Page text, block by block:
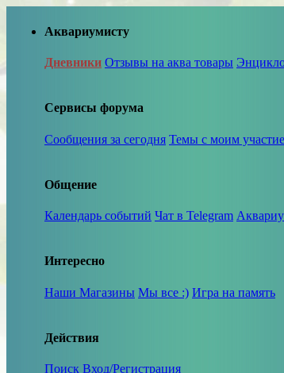
Аквариумисту
Дневники Отзывы на аква товары
Сервисы форума
Сообщения за сегодня Темы с моим
Общение
Календарь событий Чат в Telegram
Интересно
Наши Магазины Мы все :) Игра на память
Действия
Поиск Вход/Регистрация